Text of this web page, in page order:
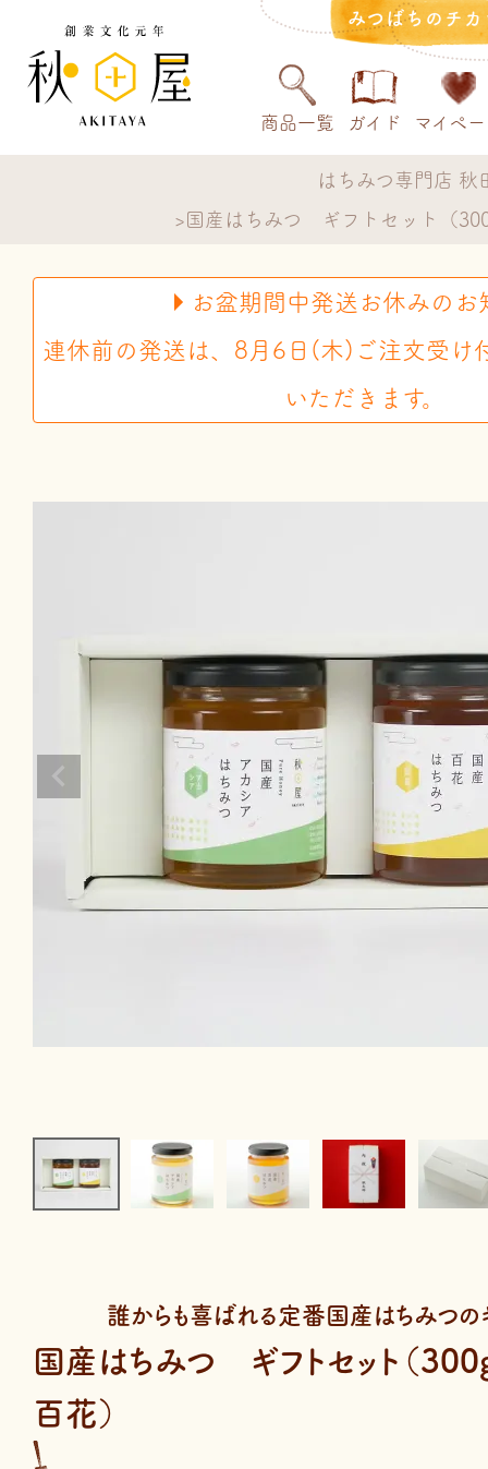
みつばちのチ
商品一覧 ガイド マイペ
はちみつ専門店 秋
国産はちみつ ギフトセット（
お盆期間中発送お休みのお
連休前の発送は、8月6日(木)ご注文受け
いただきます。
誰からも喜ばれる定番国産はちみつの
国産はちみつ ギフトセット（
百花）